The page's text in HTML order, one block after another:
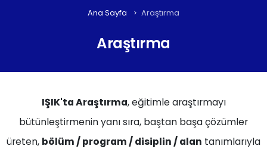
Ana Sayfa Araştırma
Araştırma
IŞIK'ta Araştırma, eğitimle araştırmayı
bütünleştirmenin yanı sıra, baştan başa çözümler
üreten, bölüm / program / disiplin / alan tanımlarıyla